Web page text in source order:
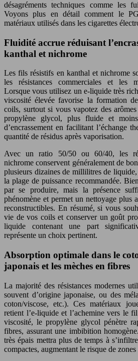
désagréments techniques comme les
Voyons plus en détail comment le
matériaux utilisés dans les cigarettes
Fluidité accrue réduisant
kanthal et nichrome
Les fils résistifs en kanthal et nichrome
les résistances commerciales et les
Lorsque vous utilisez un e-liquide très
viscosité élevée favorise la formation
coils, surtout si vous vapotez des
propylène glycol, plus fluide et
d’encrassement en facilitant l’échange
quantité de résidus après vaporisation.
Avec un ratio 50/50 ou 60/40, les
nichrome conservent généralement de
plusieurs dizaines de millilitres de
la plage de puissance recommandée.
par se produire, mais la présence
phénomène et permet un nettoyage plus
reconstructibles. En résumé, si vous
vie de vos coils et conserver un goût
liquide contenant une part
représente un choix pertinent.
Absorption optimale dans le
japonais et les mèches en fibres
La majorité des résistances modernes
souvent d’origine japonaise, ou des
coton/viscose, etc.). Ces matériaux
retient l’e-liquide et l’achemine vers le
viscosité, le propylène glycol pénètre
fibres, assurant une imbibition
très épais mettra plus de temps à
compactes, augmentant le risque de zones